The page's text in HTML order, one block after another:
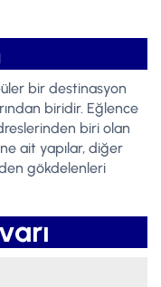
bir destinasyon
biridir. Eğlence
biri olan
ait yapılar, diğer
gökdelenleri